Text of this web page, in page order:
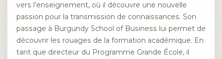
vers l’enseignement, où il découvre une nouvelle
passion pour la transmission de connaissances. Son
passage à Burgundy School of Business lui permet de
découvrir les rouages de la formation académique. En
tant que directeur du Programme Grande École, il